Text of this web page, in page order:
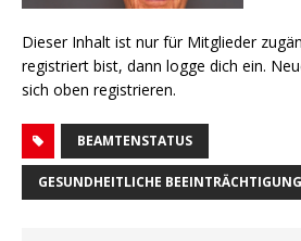
Dieser Inhalt ist nur für Mitglieder
registriert bist, dann logge dich ein.
sich oben registrieren.
BEAMTENSTATUS
GESUNDHEITLICHE BEEINTRÄCHTIGUNG